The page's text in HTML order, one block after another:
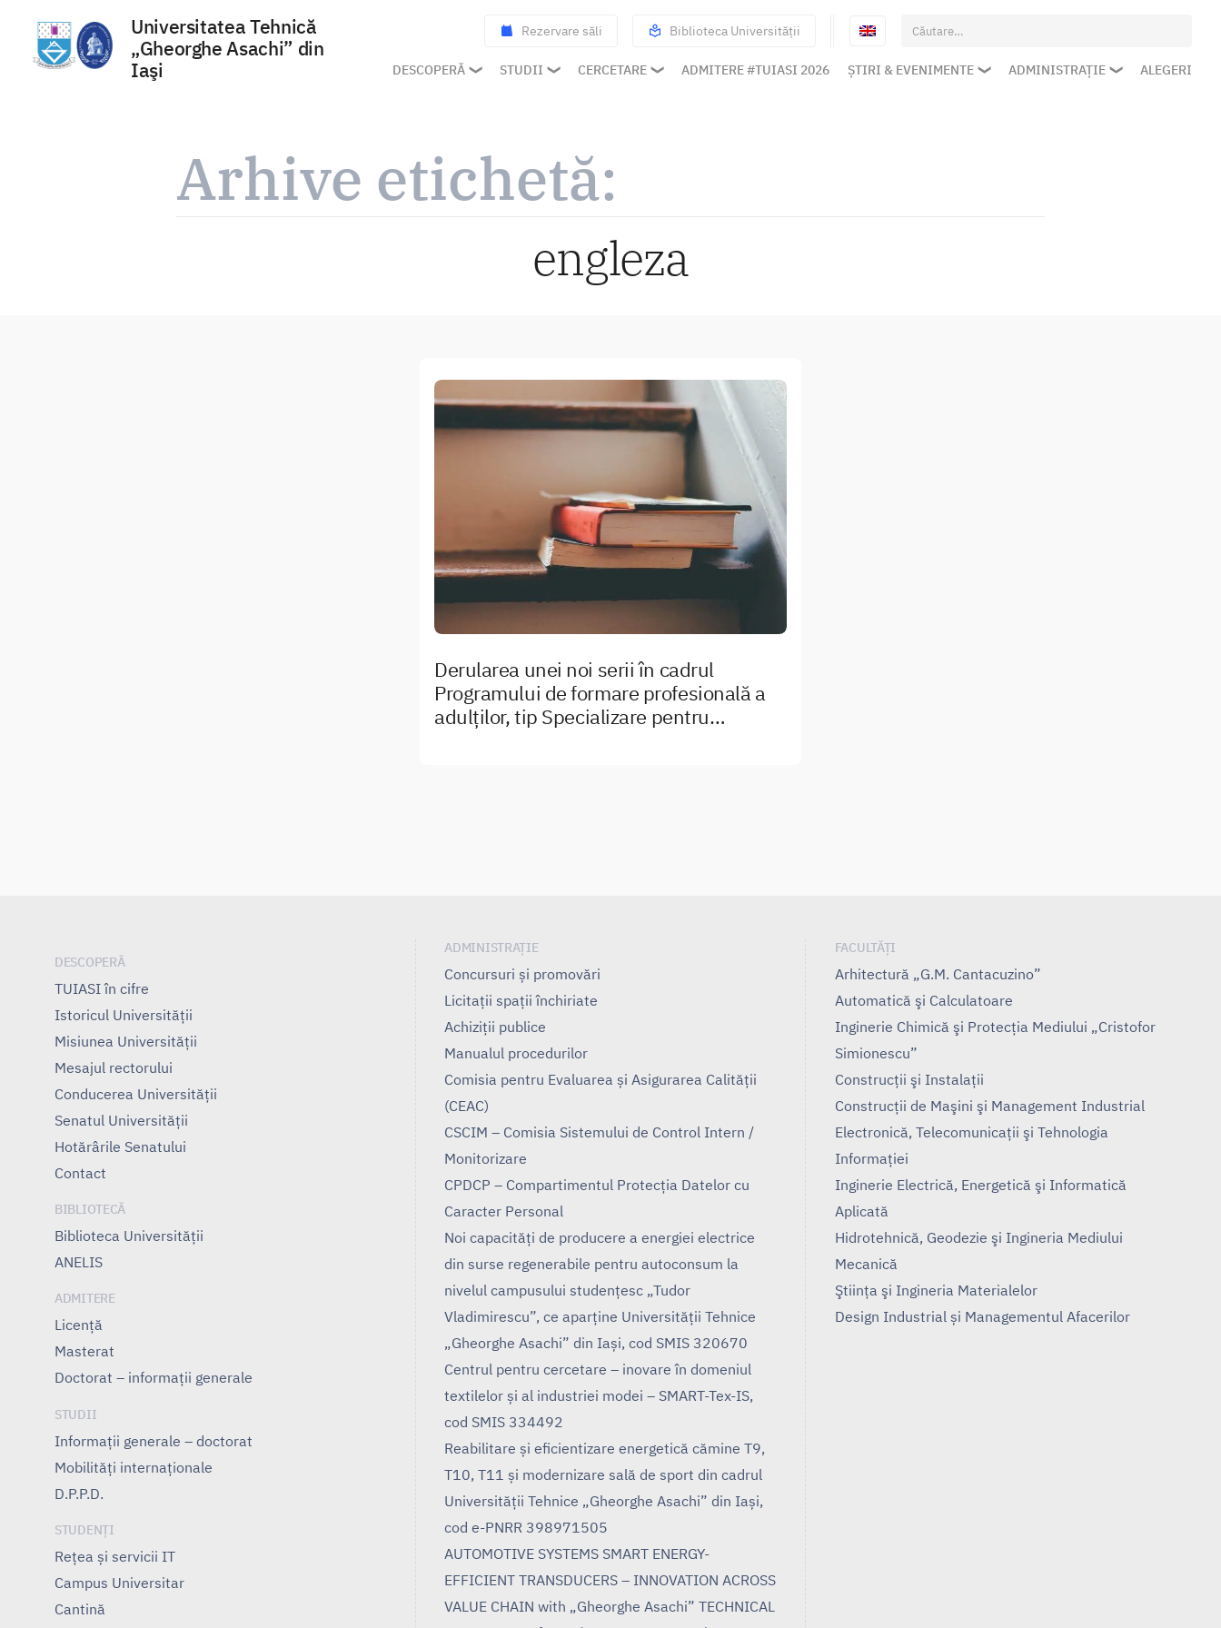
Universitatea Tehnică
„Gheorghe Asachi” din
Iaşi
Rezervare săli Biblioteca Universității
Caută
după:
DESCOPERĂ STUDII CERCETARE ADMITERE #TUIASI 2026 ȘTIRI & EVENIMENTE ADMINISTRAȚIE ALEGERI
Arhive etichetă:
engleza
Derularea unei noi serii în cadrul
Programului de formare profesională a
adulților, tip Specializare pentru
DESCOPERĂ
TUIASI în cifre
Istoricul Universităţii
Misiunea Universităţii
Mesajul rectorului
Conducerea Universităţii
Senatul Universității
Hotărârile Senatului
Contact
BIBLIOTECĂ
Biblioteca Universității
ANELIS
ADMITERE
Licență
Masterat
Doctorat – informații generale
STUDII
Informații generale – doctorat
Mobilități internaționale
D.P.P.D.
STUDENȚI
Rețea și servicii IT
Campus Universitar
Cantină
ADMINISTRAȚIE
Concursuri și promovări
Licitații spații închiriate
Achiziții publice
Manualul procedurilor
Comisia pentru Evaluarea și Asigurarea Calității
(CEAC)
CSCIM – Comisia Sistemului de Control Intern /
Monitorizare
CPDCP – Compartimentul Protecția Datelor cu
Caracter Personal
Noi capacități de producere a energiei electrice
din surse regenerabile pentru autoconsum la
nivelul campusului studențesc „Tudor
Vladimirescu”, ce aparține Universității Tehnice
„Gheorghe Asachi” din Iași, cod SMIS 320670
Centrul pentru cercetare – inovare în domeniul
textilelor și al industriei modei – SMART-Tex-IS,
cod SMIS 334492
Reabilitare și eficientizare energetică cămine T9,
T10, T11 și modernizare sală de sport din cadrul
Universității Tehnice „Gheorghe Asachi” din Iași,
cod e-PNRR 398971505
AUTOMOTIVE SYSTEMS SMART ENERGY-
EFFICIENT TRANSDUCERS – INNOVATION ACROSS
VALUE CHAIN with „Gheorghe Asachi” TECHNICAL
FACULTĂȚI
Arhitectură „G.M. Cantacuzino”
Automatică şi Calculatoare
Inginerie Chimică şi Protecţia Mediului „Cristofor
Simionescu”
Construcţii şi Instalaţii
Construcţii de Maşini şi Management Industrial
Electronică, Telecomunicaţii şi Tehnologia
Informaţiei
Inginerie Electrică, Energetică şi Informatică
Aplicată
Hidrotehnică, Geodezie şi Ingineria Mediului
Mecanică
Ştiinţa şi Ingineria Materialelor
Design Industrial și Managementul Afacerilor